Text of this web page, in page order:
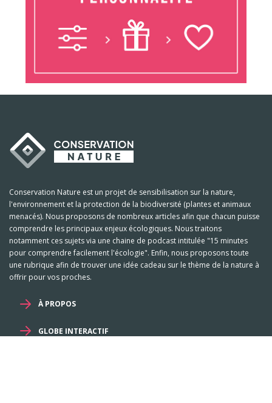
Conservation Nature est un projet de sensibilisation sur la nature,
l'environnement et la protection de la biodiversité (plantes et animaux
menacés). Nous proposons de nombreux articles afin que chacun puisse
comprendre les principaux enjeux écologiques. Nous traitons
notamment ces sujets via une chaine de podcast intitulée "15 minutes
pour comprendre facilement l'écologie". Enfin, nous proposons toute
une rubrique afin de trouver une idée cadeau sur le thème de la nature à
offrir pour vos proches.
À PROPOS
GLOBE INTERACTIF